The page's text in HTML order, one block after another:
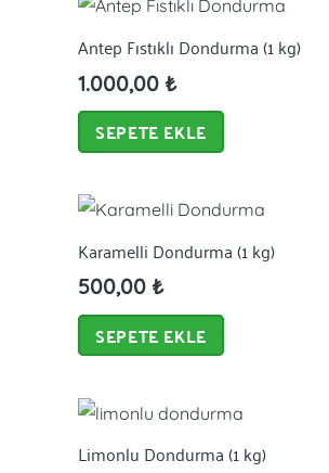
Antep Fıstıklı Dondurma (1 kg)
1.000,00 ₺
SEPETE EKLE
Karamelli Dondurma (1 kg)
500,00 ₺
SEPETE EKLE
Limonlu Dondurma (1 kg)